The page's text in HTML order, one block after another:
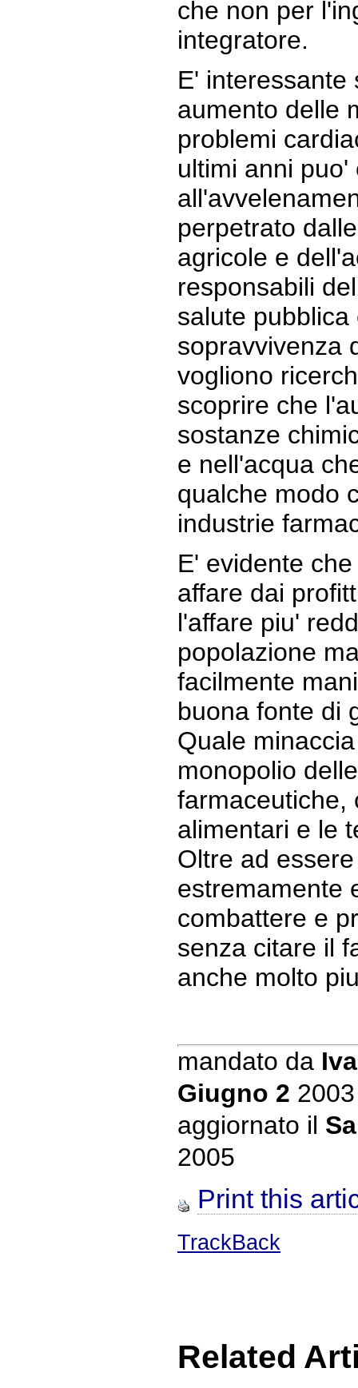
che non per
integratore.
E' interessante
aumento delle
problemi
ultimi anni
perpetrato
agricole e
responsabili
salute
sopravvivenza
vogliono
scoprire che
sostanze
e nell'acqua
qualche modo
industrie
E' evidente
affare dai
l'affare piu'
popolazione
facilmente
buona fonte di
Quale
monopolio
farmaceutiche,
alimentari e le
Oltre ad
estremamente
combattere e
senza citare il
anche molto
mandato da
Giugno 2 2003
aggiornato il
2005
Print this
TrackBack
Related